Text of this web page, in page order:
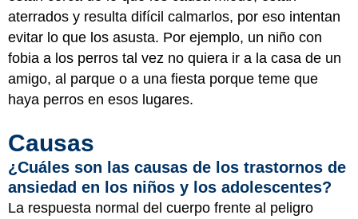
aterrados y resulta difícil calmarlos, por eso intentan
evitar lo que los asusta. Por ejemplo, un niño con
fobia a los perros tal vez no quiera ir a la casa de un
amigo, al parque o a una fiesta porque teme que
haya perros en esos lugares.
Causas
¿Cuáles son las causas de los trastornos de
ansiedad en los niños y los adolescentes?
La respuesta normal del cuerpo frente al peligro